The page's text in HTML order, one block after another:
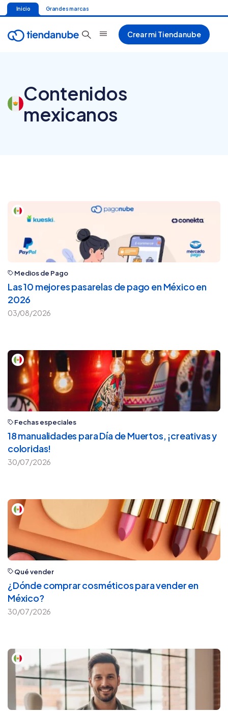
Inicio Grandes marcas
Crear mi Tiendanube
Contenidos
mexicanos
Medios de Pago
Las 10 mejores pasarelas de pago en México en
2026
03/08/2026
Fechas especiales
18 manualidades para Día de Muertos, ¡creativas y
coloridas!
30/07/2026
Qué vender
¿Dónde comprar cosméticos para vender en
México?
30/07/2026